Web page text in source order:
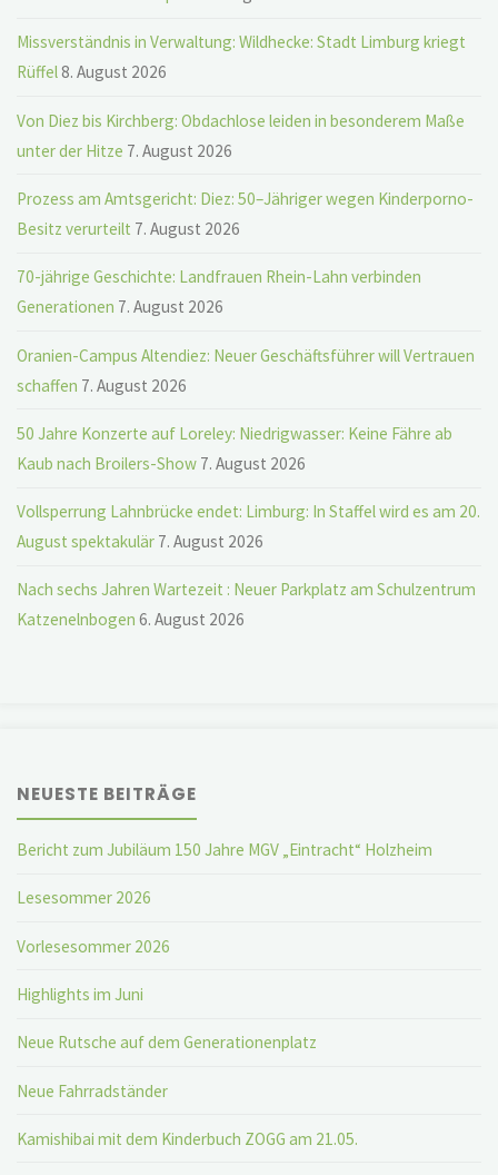
Missverständnis in Verwaltung: Wildhecke: Stadt Limburg kriegt
Rüffel8. August 2026
Von Diez bis Kirchberg: Obdachlose leiden in besonderem Maße
unter der Hitze 7. August 2026
Prozess am Amtsgericht: Diez: 50–Jähriger wegen Kinderporno-
Besitz verurteilt 7. August 2026
70-jährige Geschichte: Landfrauen Rhein-Lahn verbinden
Generationen 7. August 2026
Oranien-Campus Altendiez: Neuer Geschäftsführer will Vertrauen
schaffen 7. August 2026
50 Jahre Konzerte auf Loreley: Niedrigwasser: Keine Fähre ab
Kaub nach Broilers-Show 7. August 2026
Vollsperrung Lahnbrücke endet: Limburg: In Staffel wird es am 20.
August spektakulär 7. August 2026
Nach sechs Jahren Wartezeit : Neuer Parkplatz am Schulzentrum
Katzenelnbogen 6. August 2026
NEUESTE BEITRÄGE
Bericht zum Jubiläum 150 Jahre MGV „Eintracht“ Holzheim
Lesesommer 2026
Vorlesesommer 2026
Highlights im Juni
Neue Rutsche auf dem Generationenplatz
Neue Fahrradständer
Kamishibai mit dem Kinderbuch ZOGG am 21.05.